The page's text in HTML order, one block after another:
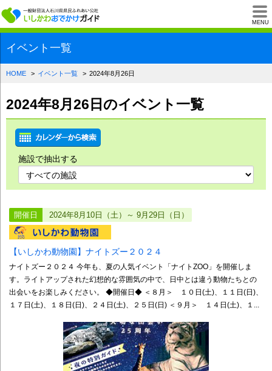
MENU
一般財団法人石川
イベント一覧
HOME イベント一覧 2024年8月26日
2024年8月26日のイベント一覧
施設で抽出する
開催日 2024年8月10日（土）～ 9月29日（日）
【いしかわ動物園】ナイトズー２０２４
ナイトズー２０２４ 今年も、夏の人気イベント「ナイトZOO」を開催しま
す。ライトアップされた幻想的な雰囲気の中で、日中とは違う動物たちとの
出会いをお楽しみください。 ◆開催日◆ ＜８月＞ １０日(土)、１１日(日)、
１７日(土)、１８日(日)、２４日(土)、２５日(日) ＜９月＞ １４日(土)、１...